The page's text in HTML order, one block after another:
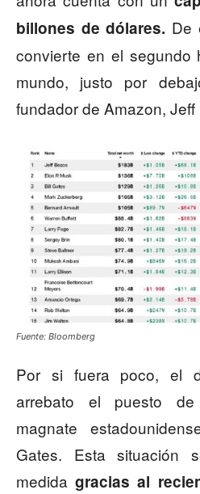
billones de dólares. De
convierte en el segundo
mundo, justo por
fundador de Amazon, Jeff
Fuente: Bloomberg
Por si fuera poco, el
arrebato el puesto
magnate
Gates. Esta situación
medidagracias al